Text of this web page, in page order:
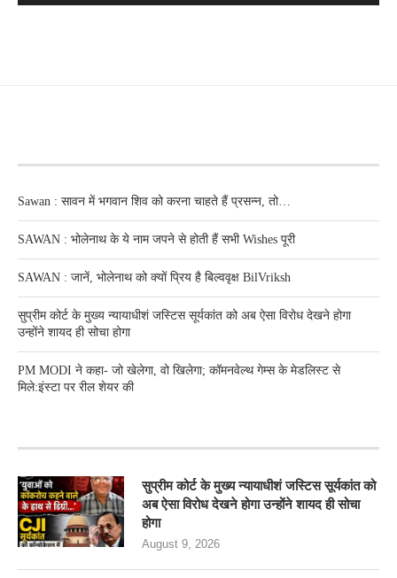
Sawan : सावन में भगवान शिव को करना चाहते हैं प्रसन्न, तो…
SAWAN : भोलेनाथ के ये नाम जपने से होती हैं सभी Wishes पूरी
SAWAN : जानें, भोलेनाथ को क्यों प्रिय है बिल्ववृक्ष BilVriksh
सुप्रीम कोर्ट के मुख्य न्यायाधीशं जस्टिस सूर्यकांत को अब ऐसा विरोध देखने होगा
उन्होंने शायद ही सोचा होगा
PM MODI ने कहा- जो खेलेगा, वो खिलेगा; कॉमनवेल्थ गेम्स के मेडलिस्ट से
मिले:इंस्टा पर रील शेयर की
सुप्रीम कोर्ट के मुख्य न्यायाधीशं जस्टिस सूर्यकांत को
अब ऐसा विरोध देखने होगा उन्होंने शायद ही सोचा
होगा
August 9, 2026